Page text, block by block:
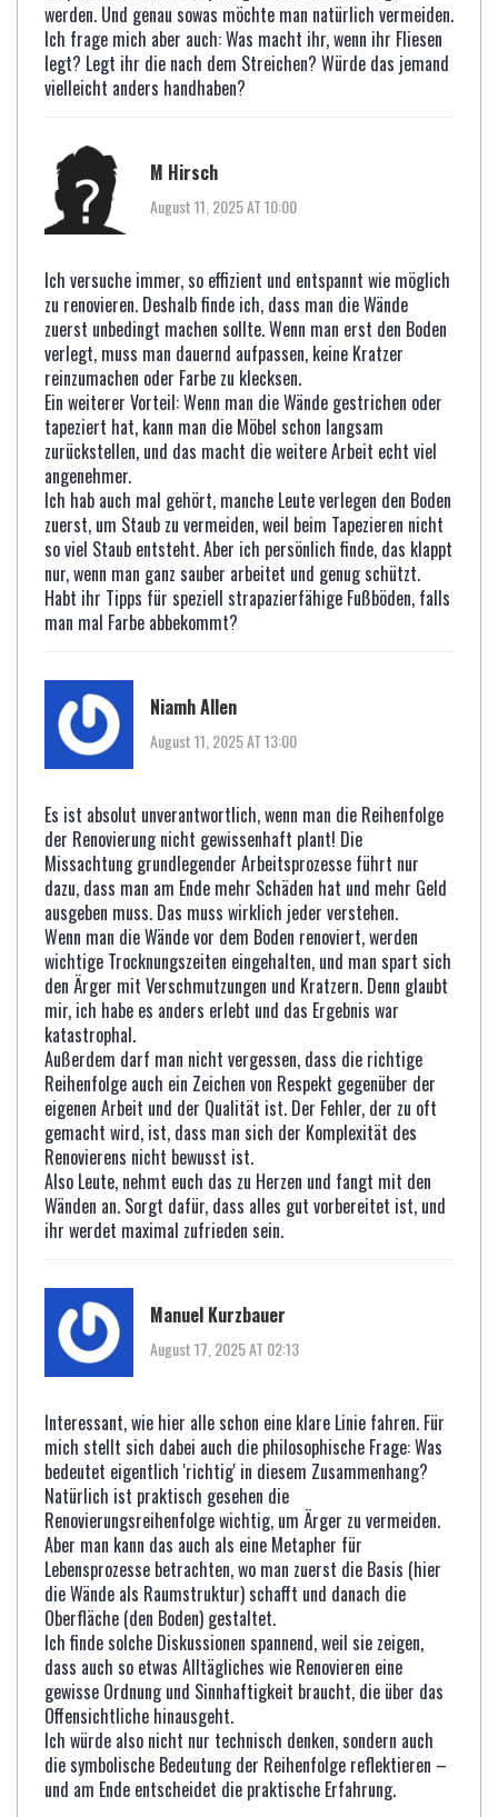
werden. Und genau sowas möchte man natürlich vermeiden.
Ich frage mich aber auch: Was macht ihr, wenn ihr Fliesen
legt? Legt ihr die nach dem Streichen? Würde das jemand
vielleicht anders handhaben?
M Hirsch
August 11, 2025 AT 10:00
Ich versuche immer, so effizient und entspannt wie möglich
zu renovieren. Deshalb finde ich, dass man die Wände
zuerst unbedingt machen sollte. Wenn man erst den Boden
verlegt, muss man dauernd aufpassen, keine Kratzer
reinzumachen oder Farbe zu klecksen.
Ein weiterer Vorteil: Wenn man die Wände gestrichen oder
tapeziert hat, kann man die Möbel schon langsam
zurückstellen, und das macht die weitere Arbeit echt viel
angenehmer.
Ich hab auch mal gehört, manche Leute verlegen den Boden
zuerst, um Staub zu vermeiden, weil beim Tapezieren nicht
so viel Staub entsteht. Aber ich persönlich finde, das klappt
nur, wenn man ganz sauber arbeitet und genug schützt.
Habt ihr Tipps für speziell strapazierfähige Fußböden, falls
man mal Farbe abbekommt?
Niamh Allen
August 11, 2025 AT 13:00
Es ist absolut unverantwortlich, wenn man die Reihenfolge
der Renovierung nicht gewissenhaft plant! Die
Missachtung grundlegender Arbeitsprozesse führt nur
dazu, dass man am Ende mehr Schäden hat und mehr Geld
ausgeben muss. Das muss wirklich jeder verstehen.
Wenn man die Wände vor dem Boden renoviert, werden
wichtige Trocknungszeiten eingehalten, und man spart sich
den Ärger mit Verschmutzungen und Kratzern. Denn glaubt
mir, ich habe es anders erlebt und das Ergebnis war
katastrophal.
Außerdem darf man nicht vergessen, dass die richtige
Reihenfolge auch ein Zeichen von Respekt gegenüber der
eigenen Arbeit und der Qualität ist. Der Fehler, der zu oft
gemacht wird, ist, dass man sich der Komplexität des
Renovierens nicht bewusst ist.
Also Leute, nehmt euch das zu Herzen und fangt mit den
Wänden an. Sorgt dafür, dass alles gut vorbereitet ist, und
ihr werdet maximal zufrieden sein.
Manuel Kurzbauer
August 17, 2025 AT 02:13
Interessant, wie hier alle schon eine klare Linie fahren. Für
mich stellt sich dabei auch die philosophische Frage: Was
bedeutet eigentlich 'richtig' in diesem Zusammenhang?
Natürlich ist praktisch gesehen die
Renovierungsreihenfolge wichtig, um Ärger zu vermeiden.
Aber man kann das auch als eine Metapher für
Lebensprozesse betrachten, wo man zuerst die Basis (hier
die Wände als Raumstruktur) schafft und danach die
Oberfläche (den Boden) gestaltet.
Ich finde solche Diskussionen spannend, weil sie zeigen,
dass auch so etwas Alltägliches wie Renovieren eine
gewisse Ordnung und Sinnhaftigkeit braucht, die über das
Offensichtliche hinausgeht.
Ich würde also nicht nur technisch denken, sondern auch
die symbolische Bedeutung der Reihenfolge reflektieren –
und am Ende entscheidet die praktische Erfahrung.